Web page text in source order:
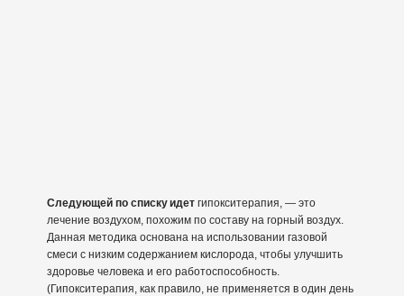
Следующей по списку идетгипокситерапия, — это
лечение воздухом, похожим по составу на горный воздух.
Данная методика основана на использовании газовой
смеси с низким содержанием кислорода, чтобы улучшить
здоровье человека и его работоспособность.
(Гипокситерапия, как правило, не применяется в один день